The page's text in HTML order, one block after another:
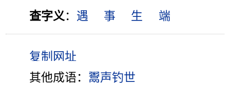
查字义 ： 遇 事 生 端
其他成语： 鬻声钓世